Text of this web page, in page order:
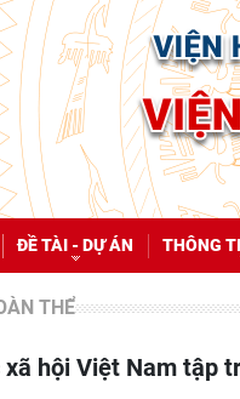
ĐỀ TÀI - DỰ ÁN THÔNG
THỂ
xã hội Việt Nam